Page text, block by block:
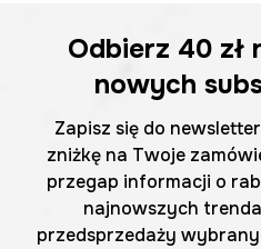
Odbierz 40 zł
nowych
Zapisz się do
zniżkę na Twoje
przegap informacji o
najnowszych
przedsprzedaży